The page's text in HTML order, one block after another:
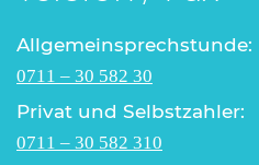
Allgemeinsprechstunde:
0711 – 30 582 30
Privat und Selbstzahler:
0711 – 30 582 310